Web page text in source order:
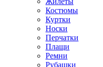
Костюмы
Куртки
Носки
Перчатки
Плащи
Ремни
Рубашки